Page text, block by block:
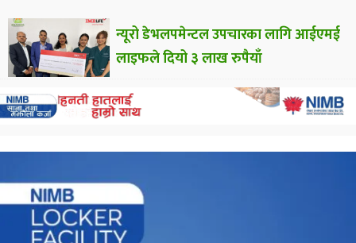
न्यूरो डेभलपमेन्टल उपचारका लागि आईएमई
लाइफले दियो ३ लाख रुपैयाँ